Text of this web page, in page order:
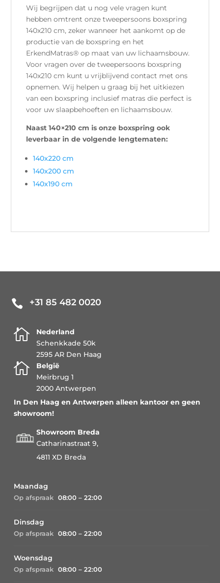
Wij begrijpen dat u nog vele vragen kunt
hebben omtrent onze tweepersoons boxspring
140x210 cm, zeker wanneer het aankomt op de
productie van de boxspring en het
ErkendMatras® op maat van uw lichaamsbouw.
Voor vragen over de tweepersoons boxspring
140x210 cm kunt u vrijblijvend contact met ons
opnemen. Wij helpen u graag bij het uitkiezen
van een boxspring inclusief matras die perfect is
voor uw slaapbehoeften en lichaamsbouw.
Naast 140×210 cm is onze boxspring ook
leverbaar in de volgende lengtematen:
140x220 cm
140x200 cm
140x190 cm
 +31 85 482 0020

Nederland
Schenkkade 50k
2595 AR Den Haag

België
Meirbrug 1
2000 Antwerpen
In Den Haag en Antwerpen alleen kantoor en geen
showroom!
Showroom Breda
Catharinastraat 9,
4811 XD Breda
Maandag
Op afspraak 08:00 – 22:00
Dinsdag
Op afspraak 08:00 – 22:00
Woensdag
Op afspraak 08:00 – 22:00